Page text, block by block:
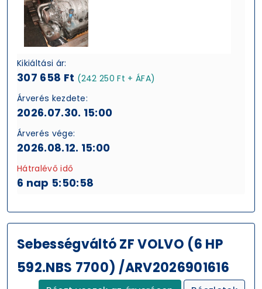
Kikiáltási ár:
307 658 Ft (242 250 Ft + ÁFA)
Árverés kezdete:
2026.07.30. 15:00
Árverés vége:
2026.08.12. 15:00
Hátralévő idő
6 nap 5:50:57
Sebességváltó ZF VOLVO (6 HP
592.NBS 7700) /ARV2026901616